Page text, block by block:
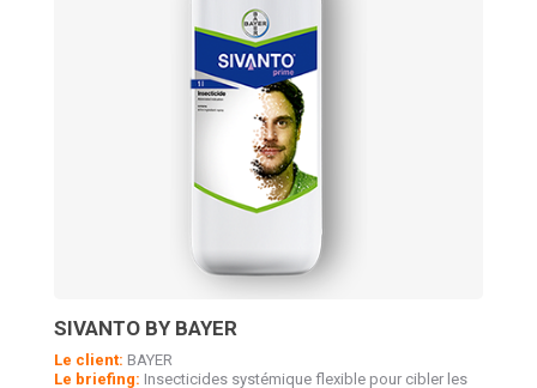
SIVANTO BY BAYER
Le client: BAYER
Le briefing: Insecticides systémique flexible pour cibler les